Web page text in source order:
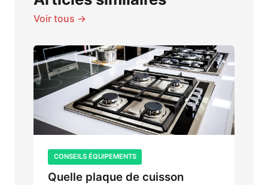
Voir tous →
CONSEILS ÉQUIPEMENTS
Quelle plaque de cuisson